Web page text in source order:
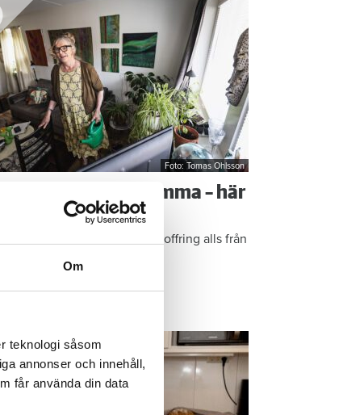
Om
teknologi såsom
annonser och innehåll,
får använda din data
Foto: Tomas Ohlsson
du vatten hemma – här
bästa tips
är enkla: ”Det är ingen uppoffring alls från